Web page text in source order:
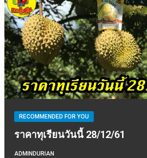
RECOMMENDED FOR YOU
ราคาทุเรียนวันนี้ 28/12/61
ADMINDURIAN